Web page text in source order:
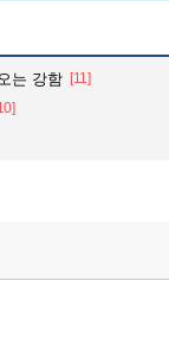
는 강함 [11]